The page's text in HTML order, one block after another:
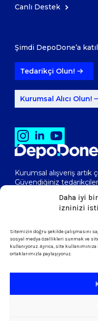
Daha iyi
izninizi
Sitemizin doğru şekilde çalışmasını
sosyal medya özellikleri sunmak ve
kullanıyoruz. Ayrıca, site
ortaklarımızla paylaşıyoruz.
Kurumsal alışveriş artık
Güvendiğiniz
Canlı Destek
Şimdi DepoDone’a
Tedarikçi Olun!
Kurumsal Alıcı Olun!